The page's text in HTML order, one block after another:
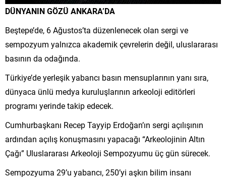
DÜNYANIN GÖZÜ ANKARA’DA
Beştepe’de, 6 Ağustos’ta düzenlenecek olan sergi ve
sempozyum yalnızca akademik çevrelerin değil, uluslararası
basının da odağında.
Türkiye’de yerleşik yabancı basın mensuplarının yanı sıra,
dünyaca ünlü medya kuruluşlarının arkeoloji editörleri
programı yerinde takip edecek.
Cumhurbaşkanı Recep Tayyip Erdoğan’ın sergi açılışının
ardından açılış konuşmasını yapacağı “Arkeolojinin Altın
Çağı” Uluslararası Arkeoloji Sempozyumu üç gün sürecek.
Sempozyuma 29’u yabancı, 250’yi aşkın bilim insanı